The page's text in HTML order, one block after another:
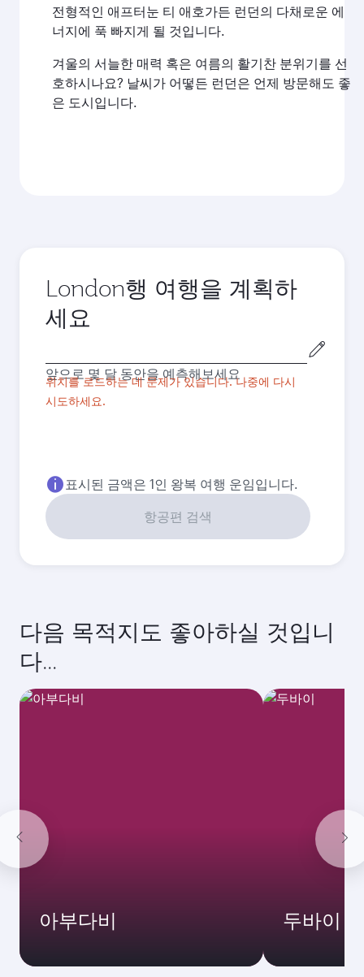
전형적인 애프터눈 티 애호가든 런던의 다채로운 에
너지에 푹 빠지게 될 것입니다.
겨울의 서늘한 매력 혹은 여름의 활기찬 분위기를 선
호하시나요? 날씨가 어떻든 런던은 언제 방문해도 좋
은 도시입니다.
London행 여행을 계획하
세요
발
도
시
위치를 로드하는 데 문제가 있습니다. 나중에 다시
시도하세요.
앞으로 몇 달 동안을 예측해보세요
표시된 금액은 1인 왕복 여행 운임입니다.
항공편 검색
다음 목적지도 좋아하실 것입니
다...
아부다비 두바이